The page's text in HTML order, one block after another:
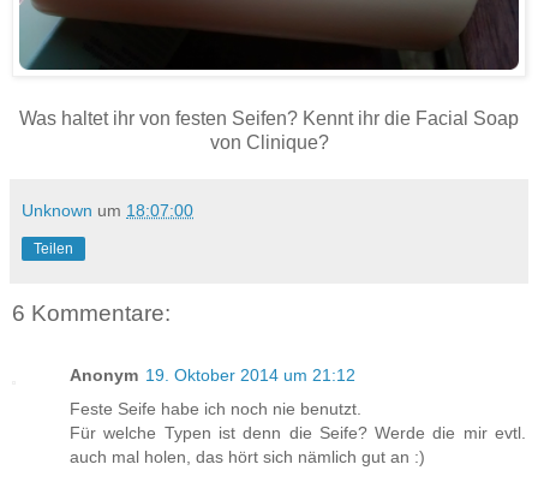
Was haltet ihr von festen Seifen? Kennt ihr die Facial Soap
von Clinique?
Unknown um 18:07:00
Teilen
6 Kommentare:
Anonym 19. Oktober 2014 um 21:12
Feste Seife habe ich noch nie benutzt.
Für welche Typen ist denn die Seife? Werde die mir evtl.
auch mal holen, das hört sich nämlich gut an :)